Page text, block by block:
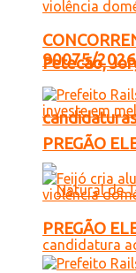
Petecão,
90075/2026
PREGÃO
PREGÃO